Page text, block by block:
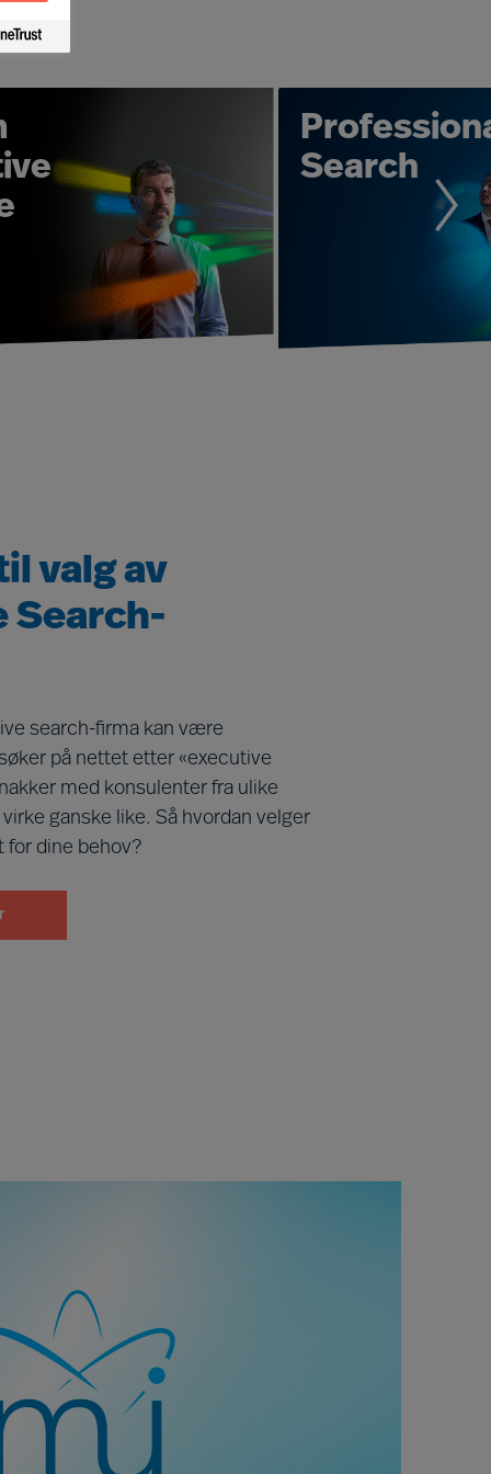
Advisory-konsulenter sikrer at
resultatene dine. Individuell
for å oppnå de resultatene
vår presterer sitt beste?" -
konkurransefordel. Vi leverer den
hel organisasjon.
profesjonelle tjenester av høy
Search
valg av
Search-
search-firma kan være
på nettet etter «executive
med konsulenter fra ulike
ganske like. Så hvordan velger
for dine behov?